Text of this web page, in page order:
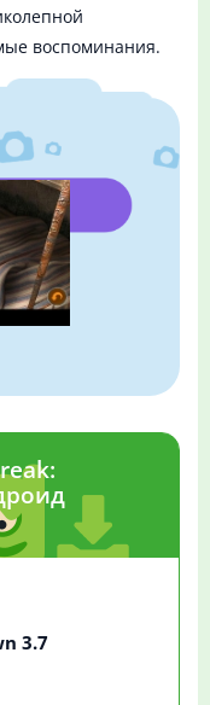
воспоминания.
3.7